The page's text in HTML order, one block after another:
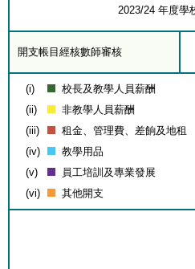
2023/24 年度學
開支帳目經核數師審核
(i)
校長及教學人員薪酬
(ii)
非教學人員薪酬
(iii)
租金、管理費、差餉及地租
(iv)
教學用品
(v)
員工培訓及專業發展
(vi)
其他開支